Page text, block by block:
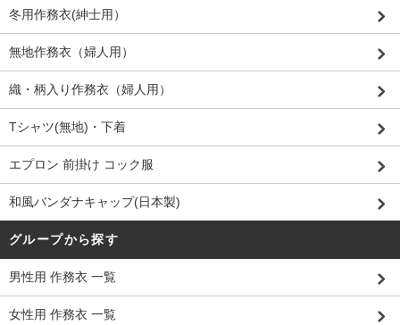
冬用作務衣(紳士用）
無地作務衣（婦人用）
織・柄入り作務衣（婦人用）
Tシャツ(無地)・下着
エプロン 前掛け コック服
和風バンダナキャップ(日本製)
グループから探す
男性用 作務衣 一覧
女性用 作務衣 一覧